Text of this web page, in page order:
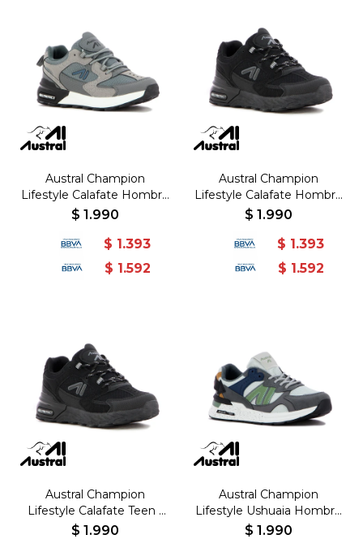
Austral Champion
Lifestyle Calafate Hombre
- Gris/Gris - Gris-Gris
$ 1.990
$ 1.393
$ 1.592
Austral Champion
Lifestyle Calafate Hombre
- Negro/Negro - Negro-
$ 1.990
$ 1.393
$ 1.592
Austral Champion
Lifestyle Calafate Teen -
Negro/Negro - Negro-
$ 1.990
Austral Champion
Lifestyle Ushuaia Hombre
- Gris/Verde - Gris-Verde
$ 1.990